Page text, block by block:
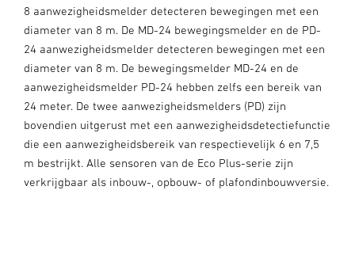
8 aanwezigheidsmelder detecteren bewegingen met een
diameter van 8 m. De MD-24 bewegingsmelder en de PD-
24 aanwezigheidsmelder detecteren bewegingen met een
diameter van 8 m. De bewegingsmelder MD-24 en de
aanwezigheidsmelder PD-24 hebben zelfs een bereik van
24 meter. De twee aanwezigheidsmelders (PD) zijn
bovendien uitgerust met een aanwezigheidsdetectiefunctie
die een aanwezigheidsbereik van respectievelijk 6 en 7,5
m bestrijkt. Alle sensoren van de Eco Plus-serie zijn
verkrijgbaar als inbouw-, opbouw- of plafondinbouwversie.